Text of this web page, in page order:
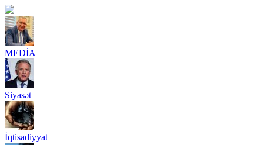
MEDİA
Siyasət
İqtisadiyyat